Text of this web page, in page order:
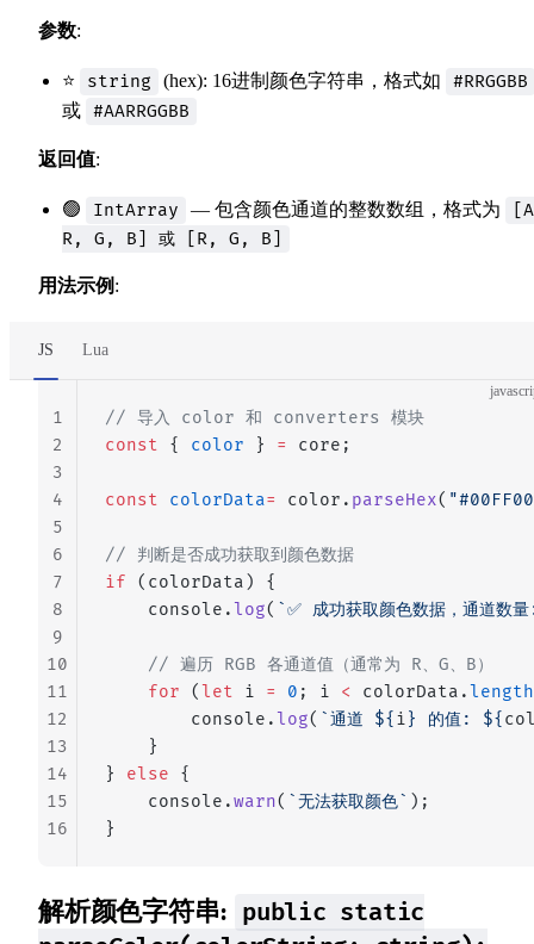
参数:
⭐ string (hex): 16进制颜色字符串，格式如
#RRGGBB
或 #AARRGGBB
返回值:
🟢 IntArray — 包含颜色通道的整数数组，格式为
R, G, B] 或 [R, G, B]
用法示例 :
JS Lua
// 导入 color 和 converters 模块
const { color } = core;
const colorData= color. parseHex(
// 判断是否成功获取到颜色数据
if (colorData) {
    console.
log( `✅ 成功获取颜色数据，通道数
    // 遍历 RGB 各通道值（通常为 R、G、B）
    for
(let i = 0 ; i < colorData.length
        console.
log( `通道 ${ i} 的值: ${
    }
} else {
    console.
warn( `无法获取颜色` );
}
1
2
3
4
5
6
7
8
9
10
11
12
13
14
15
16
解析颜色字符串: public static